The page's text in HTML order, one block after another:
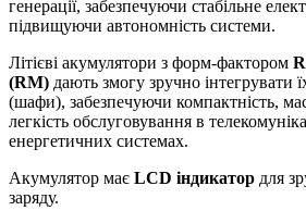
генерації, забезпечуючи стабільне
підвищуючи автономність системи.
Літієві акумулятори з форм-фактором
(RM) дають змогу зручно інтегрувати
(шафи), забезпечуючи компактність,
легкість обслуговування в
енергетичних системах.
Акумулятор має LCD індикатор для
заряду.